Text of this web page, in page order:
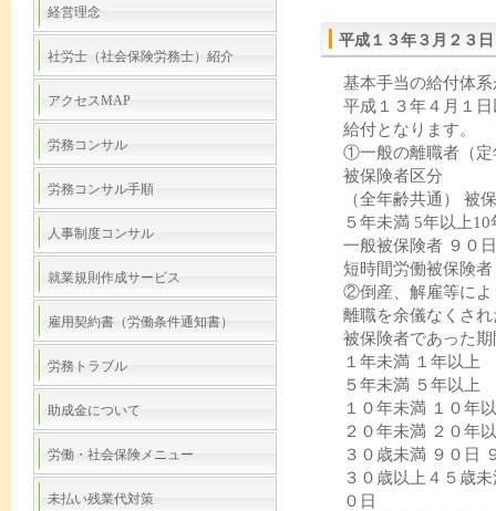
平成１３年３月２３
基本手当の給付体
平成１３年４月１
給付となります。
①一般の離職者（定
被保険者区分
（全年齢共通） 被
５年未満 5年以上
一般被保険者 ９０
短時間労働被保険
②倒産、解雇等によ
離職を余儀なくされ
被保険者であった期
１年未満 １年以上
５年未満 ５年以上
１０年未満 １０年
２０年未満 ２０年
３０歳未満 ９０日
３０歳以上４５歳
０日
経営理念
社労士（社会保険労務士）紹介
アクセスMAP
労務コンサル
労務コンサル手順
人事制度コンサル
就業規則作成サービス
雇用契約書（労働条件通知書）
労務トラブル
助成金について
労働・社会保険メニュー
未払い残業代対策